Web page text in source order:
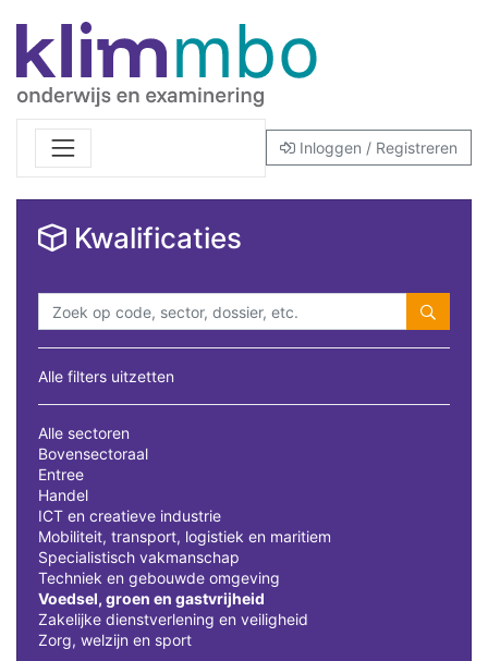
Inloggen / Registreren
Kwalificaties
Alle filters uitzetten
Alle sectoren
Bovensectoraal
Entree
Handel
ICT en creatieve industrie
Mobiliteit, transport, logistiek en maritiem
Specialistisch vakmanschap
Techniek en gebouwde omgeving
Voedsel, groen en gastvrijheid
Zakelijke dienstverlening en veiligheid
Zorg, welzijn en sport